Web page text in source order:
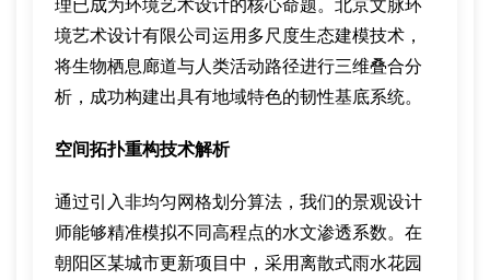
境艺术设计有限公司运用多尺度生态建模技术，
将生物栖息廊道与人类活动路径进行三维叠合分
析，成功构建出具有地域特色的韧性基底系统。
空间拓扑重构技术解析
通过引入非均匀网格划分算法，我们的景观设计
师能够精准模拟不同高程点的水文渗透系数。在
朝阳区某城市更新项目中，采用离散式雨水花园